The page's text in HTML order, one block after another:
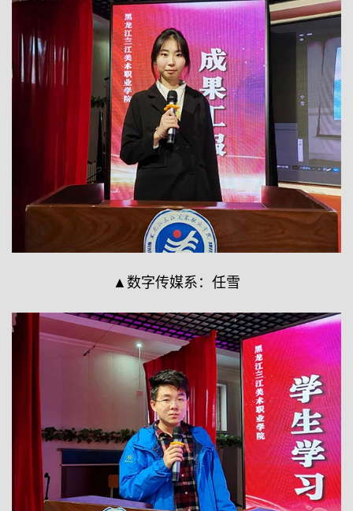
▲数字传媒系：任雪